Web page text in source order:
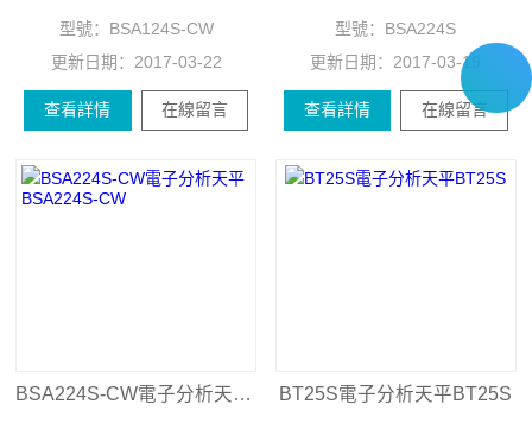
型號： BSA124S-CW
更新日期： 2017-03-22
查看詳情 在線留言
型號： BSA224S
更新日期： 2017-03-19
查看詳情 在線留言
BSA224S-CW電子分析天平BSA224S-CW BT25S電子分析天平BT25S